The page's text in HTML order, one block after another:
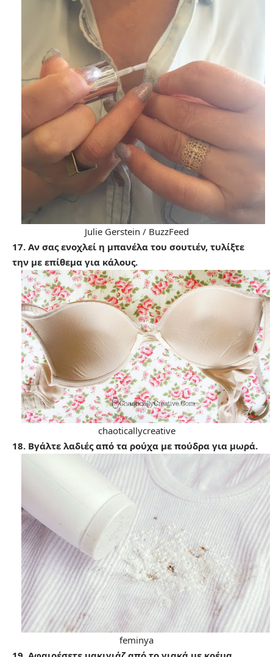
Julie Gerstein / BuzzFeed
17. Αν σας ενοχλεί η μπανέλα του σουτιέν, τυλίξτε
την με επίθεμα για κάλους.
chaoticallycreative
18. Βγάλτε λαδιές από τα ρούχα με πούδρα για μωρά.
feminya